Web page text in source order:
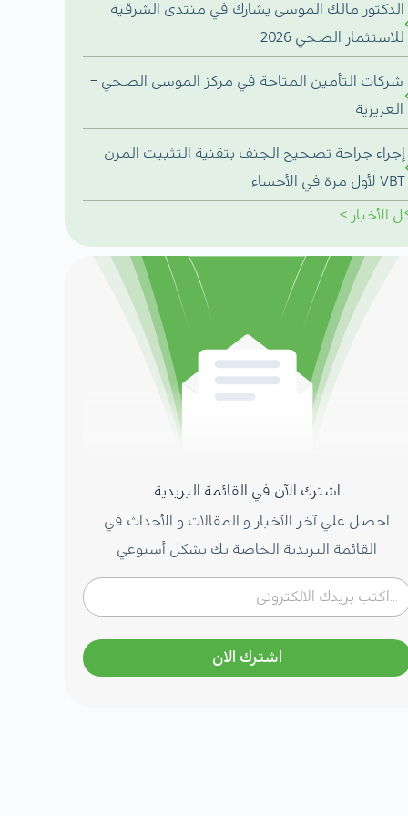
الدكتور مالك الموسى يشارك في منتدى الشرقية
للاستثمار الصحي 2026
شركات التأمين المتاحة في مركز الموسى الصحي –
العزيزية
إجراء جراحة تصحيح الجنف بتقنية التثبيت المرن
VBT لأول مرة في الأحساء
الأخبار >
اشترك الآن في القائمة البريدية
احصل علي آخر الآخبار و المقالات و الأحداث في
القائمة البريدية الخاصة بك بشكل أسبوعي
اشترك الان